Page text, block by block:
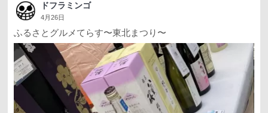
ドフラミンゴ
4月26日
ふるさとグルメてらす〜東北まつり〜